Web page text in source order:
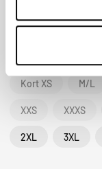
Herr M Herr S
Kort XS M/L
XXS XXXS
2XL 3XL